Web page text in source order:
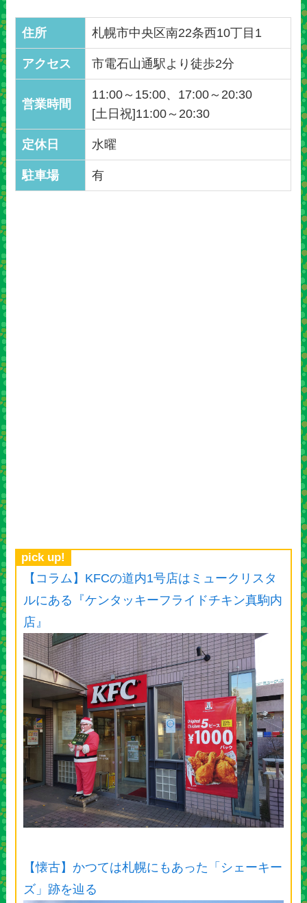
住所 札幌市中央区南22条西10丁目1
アクセス 市電石山通駅より徒歩2分
営業時間
11:00～15:00、17:00～20:30
[土日祝]11:00～20:30
定休日 水曜
駐車場 有
pick up!
【コラム】KFCの道内1号店はミュークリスタ
ルにある『ケンタッキーフライドチキン真駒内
店』
【懐古】かつては札幌にもあった「シェーキー
ズ」跡を辿る